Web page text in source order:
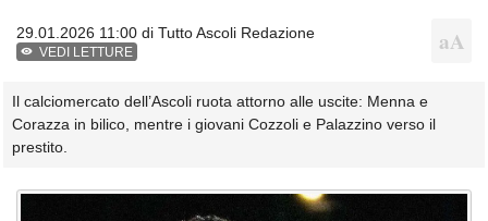
29.01.2026 11:00 di Tutto Ascoli Redazione
VEDI LETTURE
Il calciomercato dell’Ascoli ruota attorno alle uscite: Menna e
Corazza in bilico, mentre i giovani Cozzoli e Palazzino verso il
prestito.